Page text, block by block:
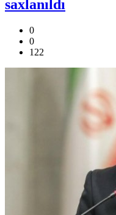
saxlanıldı
0
0
122